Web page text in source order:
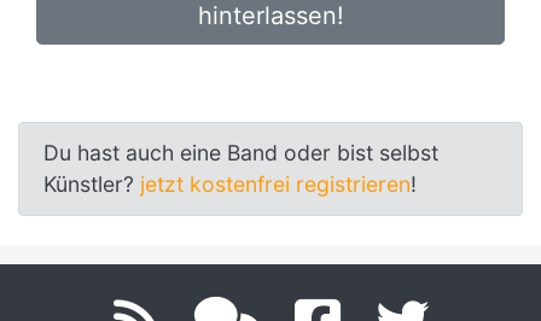
hinterlassen!
Du hast auch eine Band oder bist selbst
Künstler? jetzt kostenfrei registrieren!